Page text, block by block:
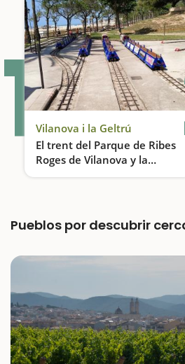
1Vilanova i la Geltrú
El trent del Parque de Ribes
Roges de Vilanova y la
Geltrú
Un parque frente a la playa
Pueblos por descubrir